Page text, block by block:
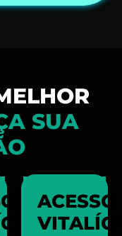
SUA
ACESSO